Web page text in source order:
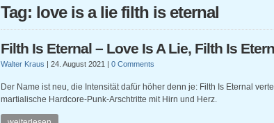
Tag: love is a lie filth is eternal
Filth Is Eternal – Love Is A Lie, Filth Is
Walter Kraus | 24. August 2021 | 0 Comments
Der Name ist neu, die Intensität dafür höher denn je: Filth Is Eternal
martialische Hardcore-Punk-Arschtritte mit Hirn und Herz.